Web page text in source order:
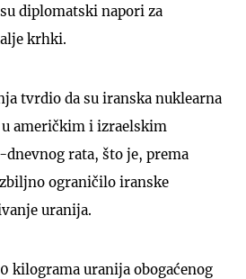
diplomatski napori za
krhki.
tvrdio da su iranska nuklearna
američkim i izraelskim
rata, što je, prema
ograničilo iranske
uranija.
kilograma uranija obogaćenog